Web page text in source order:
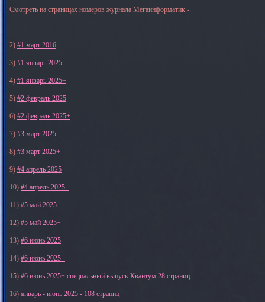
Смотреть на страницах номеров журнала Мегаинформатик -
2) #1 март 2016
3) #1 январь 2025
4) #1 январь 2025+
5) #2 февраль 2025
6) #2 февраль 2025+
7) #3 март 2025
8) #3 март 2025+
9) #4 апрель 2025
10) #4 апрель 2025+
11) #5 май 2025
12) #5 май 2025+
13) #6 июнь 2025
14) #6 июнь 2025+
15) #6 июнь 2025+ специальный выпуск Квантум 28 страниц
16) январь - июнь 2025 - 108 страниц